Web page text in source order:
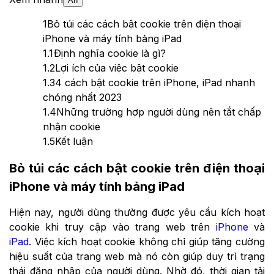
1Bỏ túi các cách bật cookie trên điện thoại
iPhone và máy tính bảng iPad
1.1Định nghĩa cookie là gì?
1.2Lợi ích của việc bật cookie
1.34 cách bật cookie trên iPhone, iPad nhanh
chóng nhất 2023
1.4Những trường hợp người dùng nên tắt chấp
nhận cookie
1.5Kết luận
Bỏ túi các cách bật cookie trên điện thoại
iPhone và máy tính bảng iPad
Hiện nay, người dùng thường được yêu cầu kích hoạt
cookie khi truy cập vào trang web trên iPhonevà
iPad. Việc kích hoạt cookie không chỉ giúp tăng cường
hiệu suất của trang web mà nó còn giúp duy trì trạng
thái đăng nhập của người dùng. Nhờ đó, thời gian tải